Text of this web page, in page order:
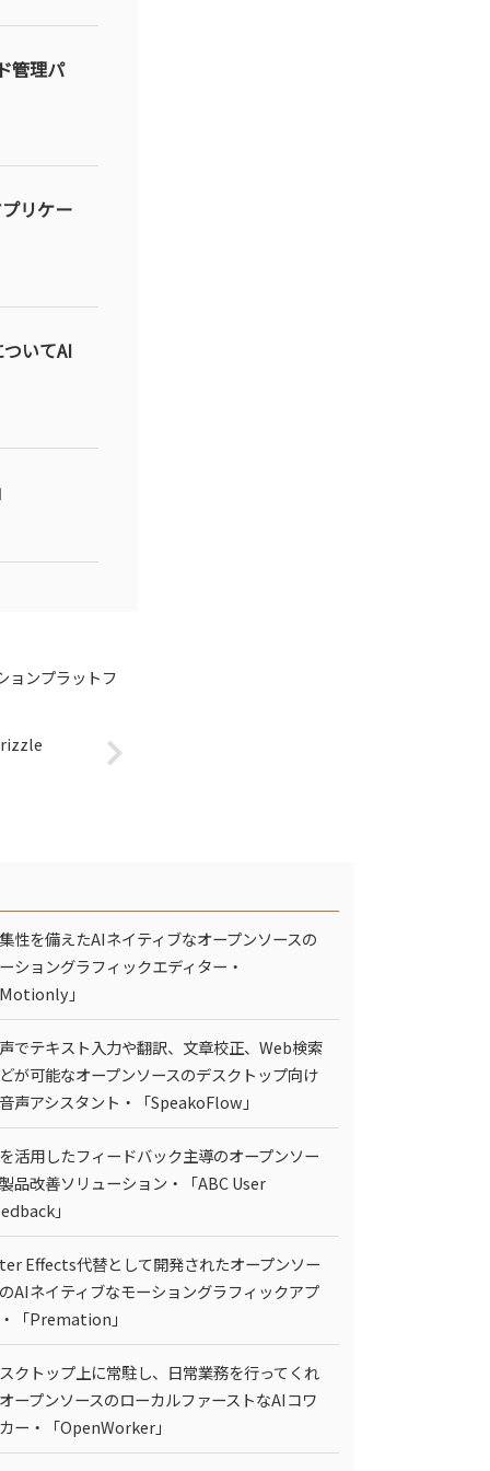
管理パ
リケー
いてAI
ョンプラットフ
性を備えたAIネイティブなオープンソースの
ショングラフィックエディター・
」
でテキスト入力や翻訳、文章校正、Web検索
が可能なオープンソースのデスクトップ向け
声アシスタント・「SpeakoFlow」
活用したフィードバック主導のオープンソー
品改善ソリューション・「ABC User
」
Effects代替として開発されたオープンソー
AIネイティブなモーショングラフィックアプ
「Premation」
クトップ上に常駐し、日常業務を行ってくれ
ープンソースのローカルファーストなAIコワ
ー・「OpenWorker」